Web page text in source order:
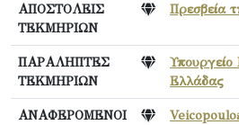
ΑΠΟΣΤΟΛΕΙΣ
ΤΕΚΜΗΡΙΩΝ
Πρεσβεία
ΠΑΡΑΛΗΠΤΕΣ
ΤΕΚΜΗΡΙΩΝ
Ελλάδας
ΑΝΑΦΕΡΟΜΕΝΟΙ